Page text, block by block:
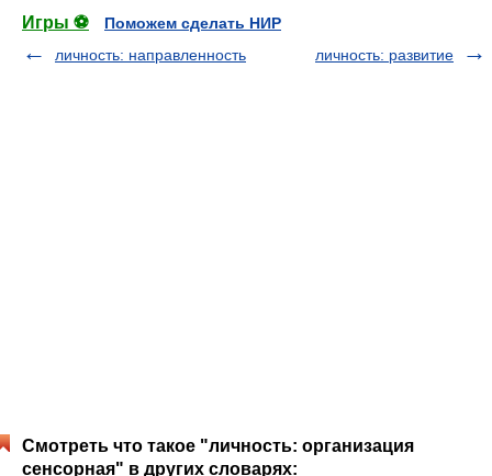
Игры ⚽
Поможем сделать НИР
личность: направленность
личность: развитие
Смотреть что такое "личность: организация
сенсорная" в других словарях: